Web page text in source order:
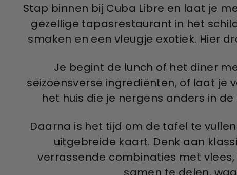
Stap binnen bij Cuba Libre en laat je
gezellige tapasrestaurant in het
smaken en een vleugje exotiek. Hier
Je begint de lunch of het diner
seizoensverse ingrediënten, of laat je
het huis die je nergens anders in
Daarna is het tijd om de tafel te
uitgebreide kaart. Denk aan
verrassende combinaties met